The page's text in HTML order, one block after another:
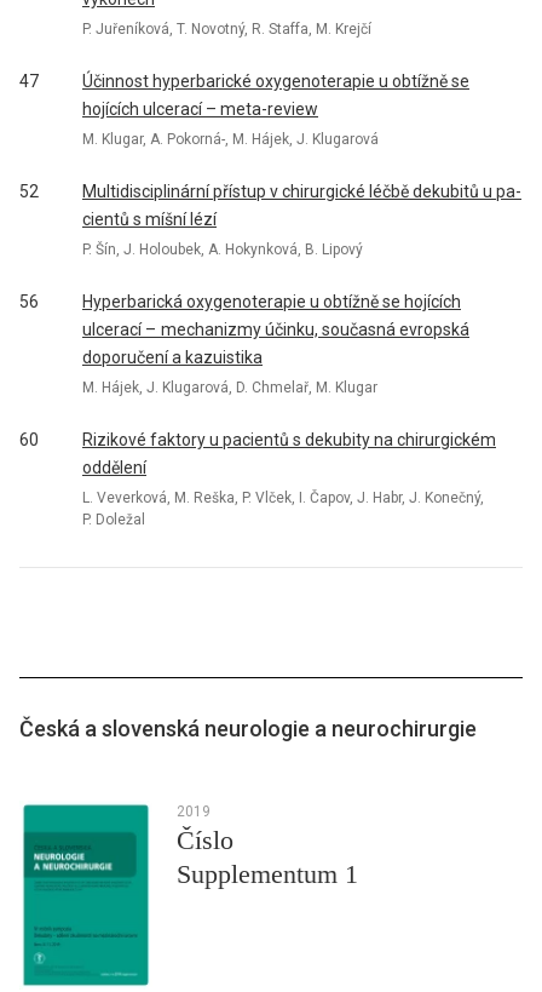
P. Juřeníková, T. Novotný, R. Staffa, M. Krejčí
47
Účinnost hyperbarické oxygenoterapie u obtížně se
hojících ulcerací – meta-review
M. Klugar, A. Pokorná-, M. Hájek, J. Klugarová
52
Multidisciplinární přístup v chirurgické léčbě dekubitů u pa­
cientů s míšní lézí
P. Šín, J. Holoubek, A. Hokynková, B. Lipový
56
Hyperbarická oxygenoterapie u obtížně se hojících
ulcerací – mechanizmy účinku, současná evropská
doporučení a kazuistika
M. Hájek, J. Klugarová, D. Chmelař, M. Klugar
60
Rizikové faktory u pacientů s dekubity na chirurgickém
oddělení
L. Veverková, M. Reška, P. Vlček, I. Čapov, J. Habr, J. Konečný,
P. Doležal
Česká a slovenská neurologie a neurochirurgie
2019
Číslo
Supplementum 1